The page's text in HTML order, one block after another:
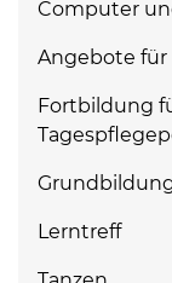
Computer
Angebote für
Fortbildung
Lerntreff